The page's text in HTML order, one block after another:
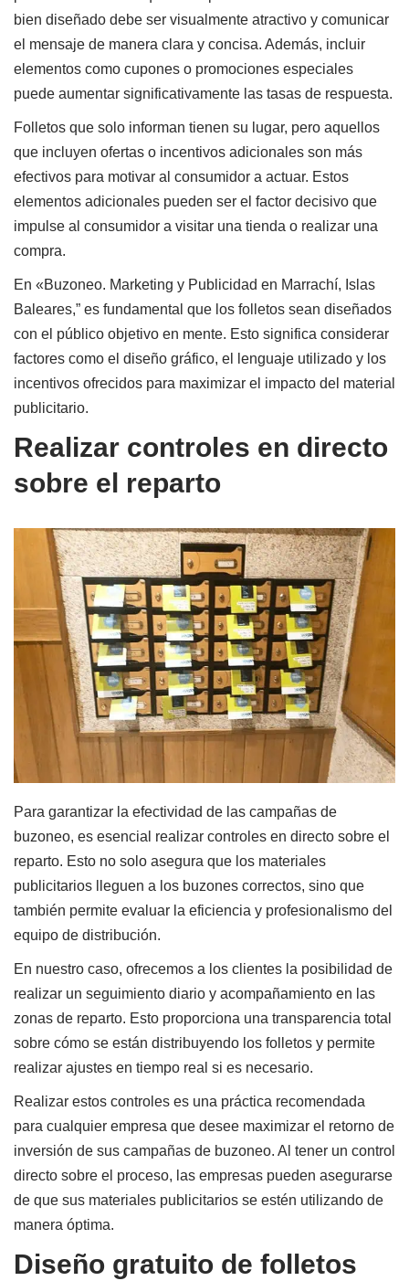
bien diseñado debe ser visualmente atractivo y comunicar
el mensaje de manera clara y concisa. Además, incluir
elementos como cupones o promociones especiales
puede aumentar significativamente las tasas de respuesta.
Folletos que solo informan tienen su lugar, pero aquellos
que incluyen ofertas o incentivos adicionales son más
efectivos para motivar al consumidor a actuar. Estos
elementos adicionales pueden ser el factor decisivo que
impulse al consumidor a visitar una tienda o realizar una
compra.
En «Buzoneo. Marketing y Publicidad en Marrachí, Islas
Baleares,” es fundamental que los folletos sean diseñados
con el público objetivo en mente. Esto significa considerar
factores como el diseño gráfico, el lenguaje utilizado y los
incentivos ofrecidos para maximizar el impacto del material
publicitario.
Realizar controles en directo
sobre el reparto
Para garantizar la efectividad de las campañas de
buzoneo, es esencial realizar controles en directo sobre el
reparto. Esto no solo asegura que los materiales
publicitarios lleguen a los buzones correctos, sino que
también permite evaluar la eficiencia y profesionalismo del
equipo de distribución.
En nuestro caso, ofrecemos a los clientes la posibilidad de
realizar un seguimiento diario y acompañamiento en las
zonas de reparto. Esto proporciona una transparencia total
sobre cómo se están distribuyendo los folletos y permite
realizar ajustes en tiempo real si es necesario.
Realizar estos controles es una práctica recomendada
para cualquier empresa que desee maximizar el retorno de
inversión de sus campañas de buzoneo. Al tener un control
directo sobre el proceso, las empresas pueden asegurarse
de que sus materiales publicitarios se estén utilizando de
manera óptima.
Diseño gratuito de folletos